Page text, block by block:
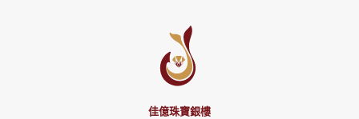
佳億珠寶銀樓